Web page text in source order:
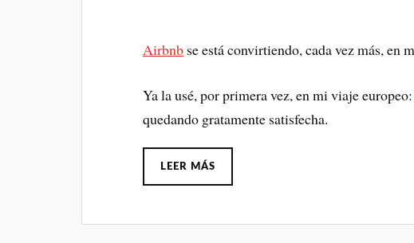
Airbnb se está convirtiendo, cada vez más, en
Ya la usé, por primera vez, en mi viaje europeo:
quedando gratamente satisfecha.
LEER MÁS